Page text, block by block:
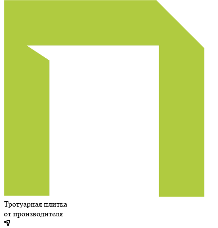
Тротуарная плитка
от производителя